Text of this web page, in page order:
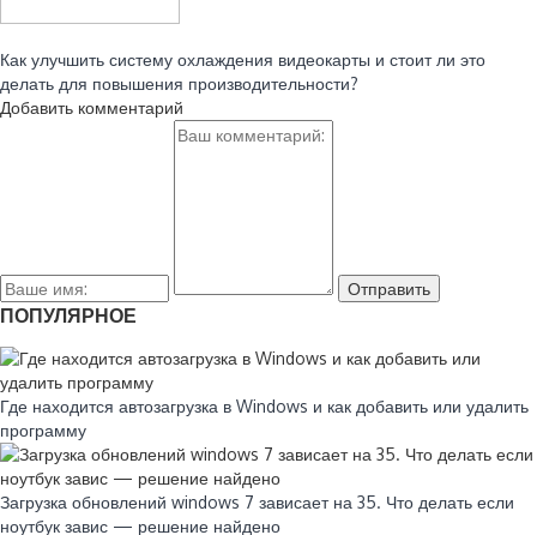
Как улучшить систему охлаждения видеокарты и стоит ли это
делать для повышения производительности?
Добавить комментарий
ПОПУЛЯРНОЕ
Где находится автозагрузка в Windows и как добавить или удалить
программу
Загрузка обновлений windows 7 зависает на 35. Что делать если
ноутбук завис — решение найдено